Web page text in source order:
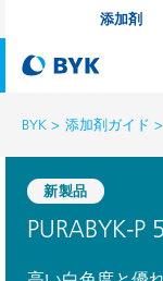
添加剤
BYK 添加剤ガイド
新製品
PURABYK-P